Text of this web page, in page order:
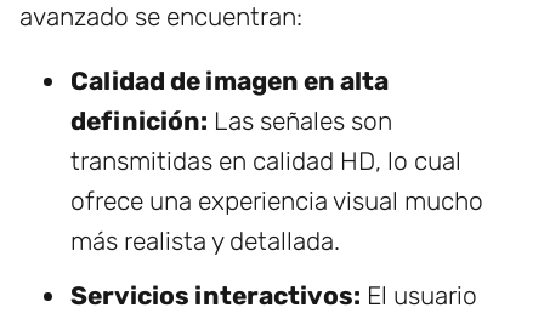
avanzado se encuentran:
Calidad de imagen en alta
definición: Las señales son
transmitidas en calidad HD, lo cual
ofrece una experiencia visual mucho
más realista y detallada.
Servicios interactivos: El usuario